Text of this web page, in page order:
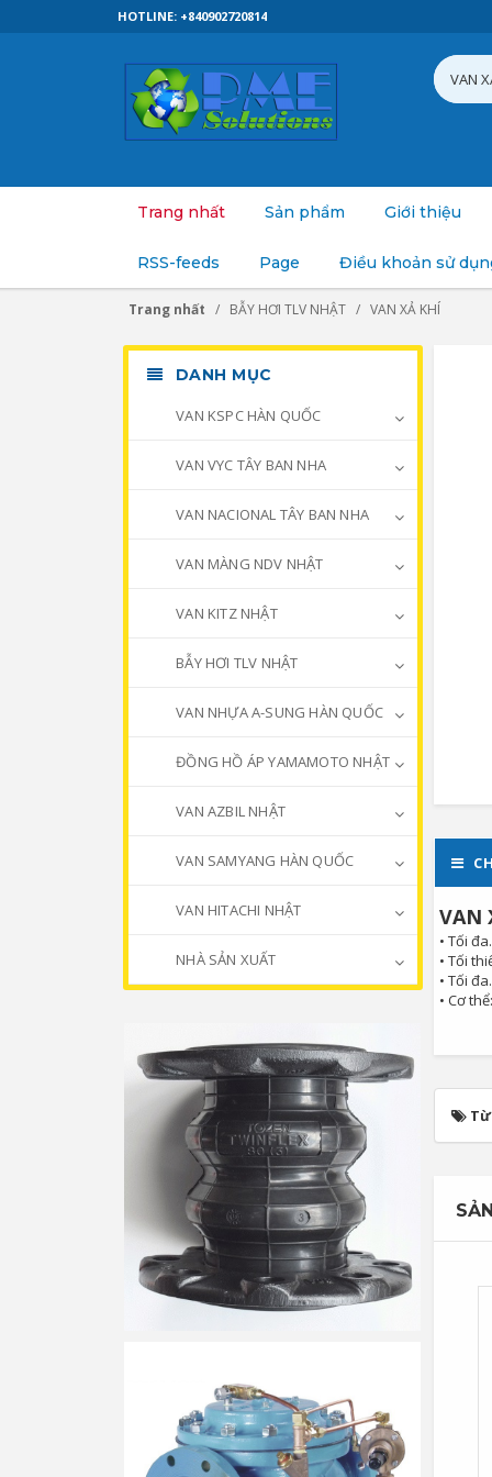
HOTLINE: +840902720814
Trang nhất Sản phẩm Giới thiệu
RSS-feeds Page Điều khoản sử
Trang nhất BẪY HƠI TLV NHẬT VAN XẢ KHÍ
VAN
• Tối
• Tối
• Tối
• Cơ
DANH MỤC
VAN KSPC HÀN QUỐC
VAN VYC TÂY BAN NHA
VAN NACIONAL TÂY BAN NHA
VAN MÀNG NDV NHẬT
VAN KITZ NHẬT
BẪY HƠI TLV NHẬT
VAN NHỰA A-SUNG HÀN QUỐC
ĐỒNG HỒ ÁP YAMAMOTO NHẬT
VAN AZBIL NHẬT
VAN SAMYANG HÀN QUỐC
VAN HITACHI NHẬT
NHÀ SẢN XUẤT